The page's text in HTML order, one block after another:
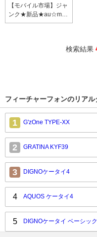
【モバイル市場】ジャ
ンク★新品★au☆ma
morino3 KYY05★白ロ
検索結果
フィーチャーフォンのリア
1 G'zOne TYPE-XX
2 GRATINA KYF39
3 DIGNOケータイ4
4 AQUOS ケータイ4
5 DIGNOケータイ ベーシック